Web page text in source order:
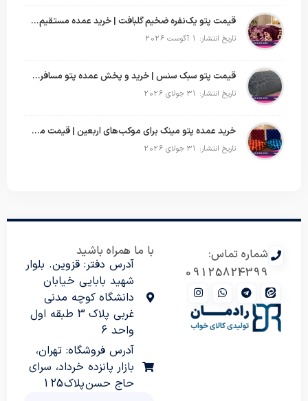
قیمت پتو یک‌نفره ضخیم گلبافت | خرید عمده مستقیم با بهترین قیمت
تاریخ انتشار: 1 آگوست 2026
قیمت پتو سبک سنس | خرید و پخش عمده پتو مسافرتی Sense
تاریخ انتشار: 31 جولای 2026
خرید عمده پتو مینک برای موکب‌های اربعین | قیمت مناسب و ارسال سریع
تاریخ انتشار: 31 جولای 2026
شماره تماس:
09125824399
با ما همراه باشید
آدرس دفتر: قزوین. بلوار
شهید بابایی خیابان
دانشگاه کوچه مدنی
غربی پلاک 3 طبقه اول
واحد 6
آدرس فروشگاه: تهران،
بازار پانزده خرداد، سرای
حاج حسن پلاک 125